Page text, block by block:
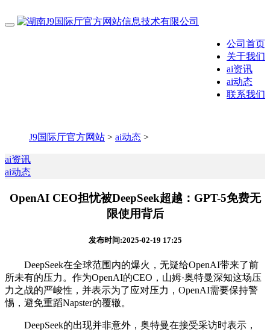
公司首页
关于我们
ai资讯
ai动态
联系我们
J9国际厅官方网站 > ai动态 >
ai资讯
ai动态
OpenAI CEO担忧被DeepSeek超越：GPT-5免费无
限使用背后
发布时间:2025-02-19 17:25
DeepSeek在全球范围内的爆火，无疑给OpenAI带来了前
所未有的压力。作为OpenAI的CEO，山姆·奥特曼深知这场压
力之战的严峻性，并表示为了应对压力，OpenAI需要保持警
惕，避免重蹈Napster的覆辙。
DeepSeek的出现并非意外，奥特曼在接受采访时表示，